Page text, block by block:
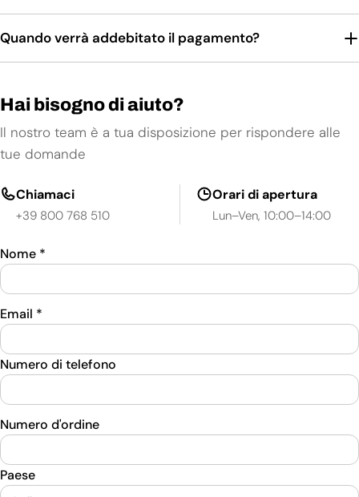
Quando verrà addebitato il pagamento?
Hai bisogno di aiuto?
Il nostro team è a tua disposizione per rispondere alle
tue domande
Chiamaci
+39 800 768 510
Orari di apertura
Lun–Ven, 10:00–14:00
Nome *
Email *
Numero di telefono
Numero d'ordine
Paese